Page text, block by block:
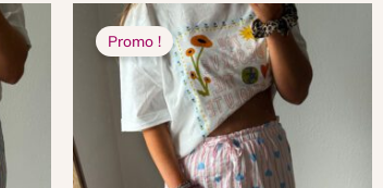
Promo !
Le
prix
initial
était :
26,00 €.
Le
prix
actuel
est :
20,80 €.